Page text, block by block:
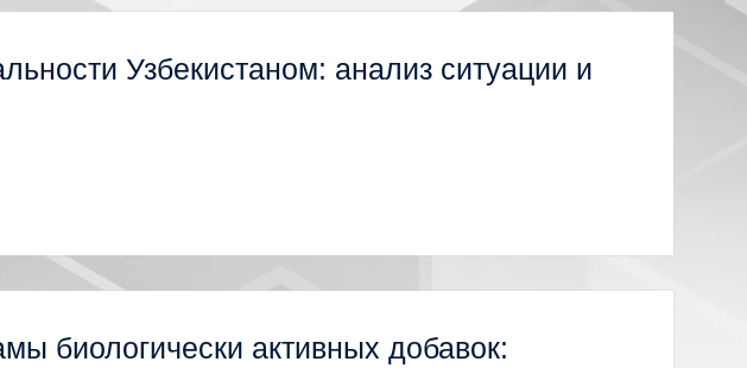
Узбекистаном: анализ ситуации и
биологически активных добавок: